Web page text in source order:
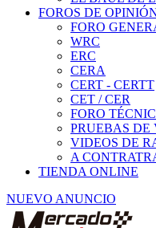
FORO
WRC
ERC
CERA
CERT - CERTT
CET / CER
FORO
PRUEBAS DE
VIDEOS DE
A
TIENDA ONLINE
NUEVO ANUNCIO